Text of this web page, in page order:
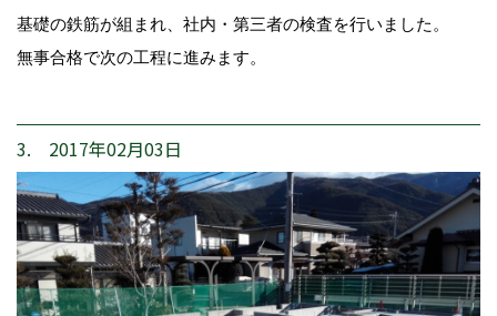
基礎の鉄筋が組まれ、社内・第三者の検査を行いました。
無事合格で次の工程に進みます。
3. 2017年02月03日